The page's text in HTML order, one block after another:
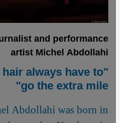
and performance
artist Michel Abdollahi
always have to
go the extra mile"
Abdollahi was born in